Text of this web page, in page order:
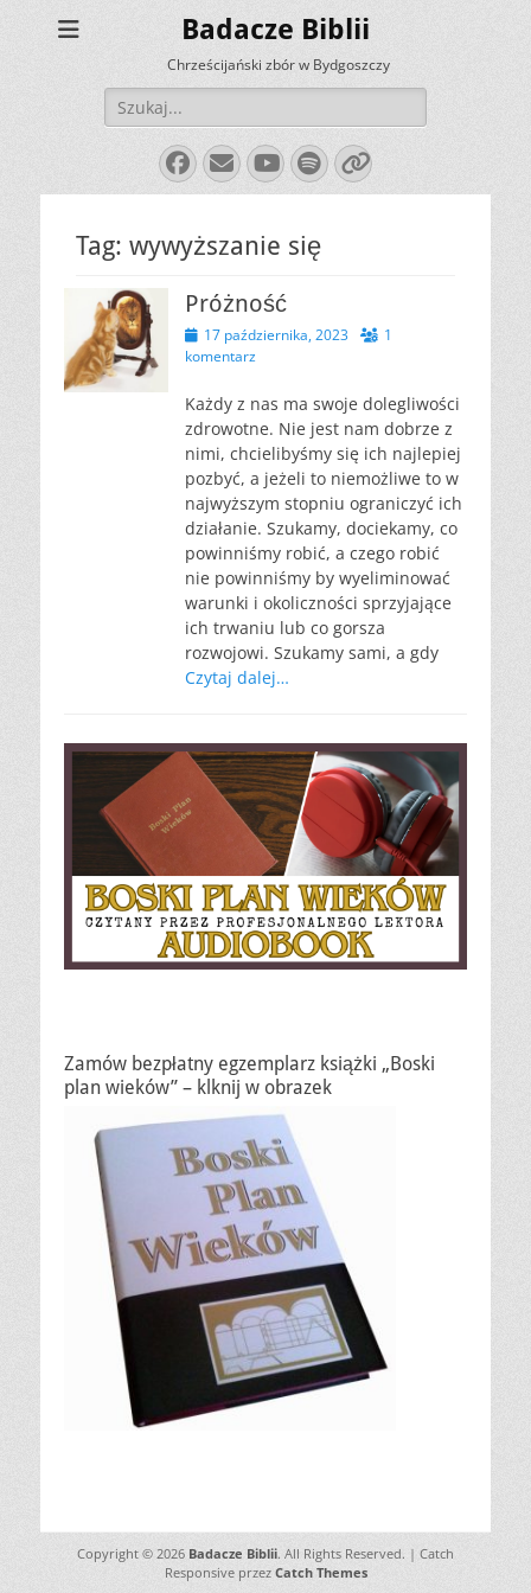
Badacze Biblii
Chrześcijański zbór w Bydgoszczy
Szukaj:
Facebook
E-
mail
YouTube
Spotify
Link
Tag: wywyższanie się
Próżność
Opublikowano
17 października, 2023
1
komentarz
Każdy z nas ma swoje dolegliwości
zdrowotne. Nie jest nam dobrze z
nimi, chcielibyśmy się ich najlepiej
pozbyć, a jeżeli to niemożliwe to w
najwyższym stopniu ograniczyć ich
działanie. Szukamy, dociekamy, co
powinniśmy robić, a czego robić
nie powinniśmy by wyeliminować
warunki i okoliczności sprzyjające
ich trwaniu lub co gorsza
rozwojowi. Szukamy sami, a gdy
Czytaj dalej…
Zamów bezpłatny egzemplarz książki „Boski
plan wieków” – klknij w obrazek
Copyright © 2026 Badacze Biblii. All Rights Reserved. | Catch
Responsive przez Catch Themes